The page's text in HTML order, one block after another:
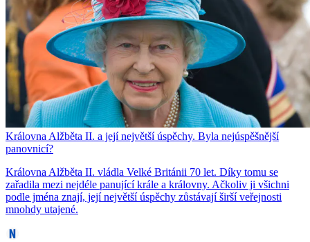
Královna Alžběta II. a její největší úspěchy. Byla nejúspěšnější
panovnicí?
Královna Alžběta II. vládla Velké Británii 70 let. Díky tomu se
zařadila mezi nejdéle panující krále a královny. Ačkoliv ji všichni
podle jména znají, její největší úspěchy zůstávají širší veřejnosti
mnohdy utajené.